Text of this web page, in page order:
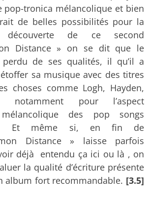
pop-tronica mélancolique et bien
de belles possibilités pour la
de ce second
Distance » on se dit que le
perdu de ses qualités, il qu’il a
sa musique avec des titres
choses comme Logh, Hayden,
notamment pour l’aspect
des pop songs
Et même si, en fin de
Distance » laisse parfois
déjà entendu ça ici ou là , on
la qualité d’écriture présente
album fort recommandable. [3.5]